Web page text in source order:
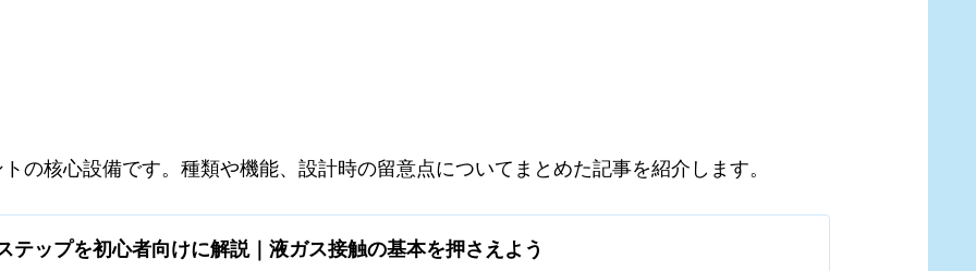
の核心設備です。種類や機能、設計時の留意点についてまとめた記事を紹介します。
テップを初心者向けに解説｜液ガス接触の基本を押さえよう